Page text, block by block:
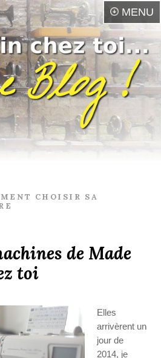
MENU
CHOISIR SA
de Made
toi
Elles
arrivèrent un
jour de
2014, je